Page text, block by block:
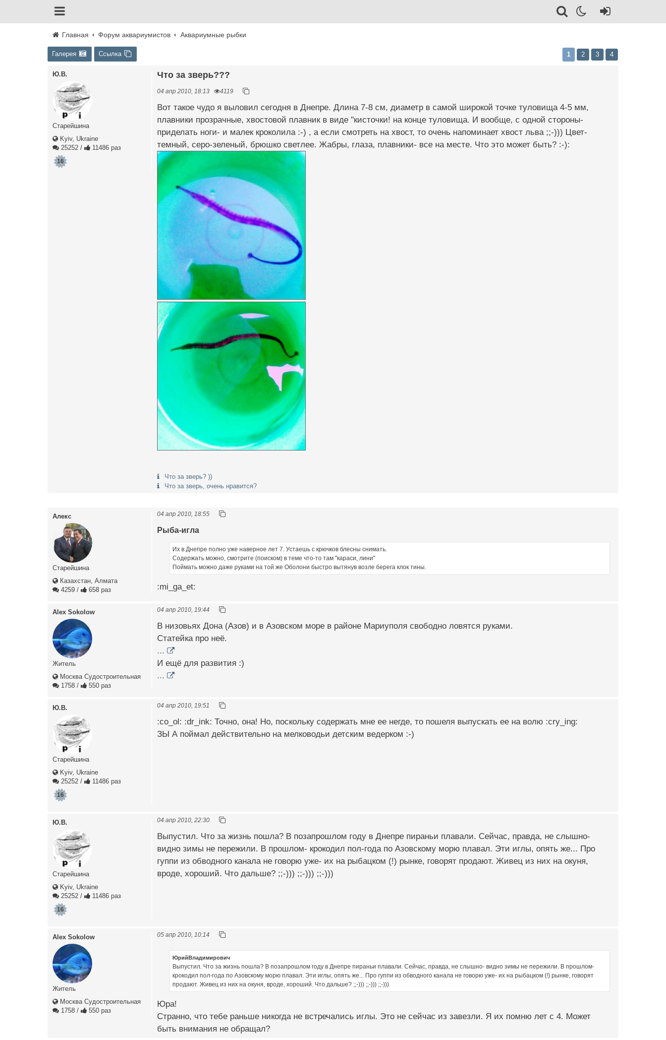
Главная Форум аквариумистов Аквариумные рыбки
Галерея Ссылка 1 2 3 4
Ю.В.
Старейшина
Kyiv, Ukraine
25252 / 11486 раз
16
Что за зверь???
04 апр 2010, 18:13 4119
Вот такое чудо я выловил сегодня в Днепре. Длина 7-8 см, диаметр в самой широкой точке туловища 4-5 мм,
плавники прозрачные, хвостовой плавник в виде "кисточки! на конце туловища. И вообще, с одной стороны-
приделать ноги- и малек кроколила :-) , а если смотреть на хвост, то очень напоминает хвост льва ;;-))) Цвет-
темный, серо-зеленый, брюшко светлее. Жабры, глаза, плавники- все на месте. Что это может быть? :-):
Что за зверь? ))
Что за зверь, очень нравится?
Алекс
Старейшина
Казахстан, Алмата
4259 / 658 раз
04 апр 2010, 18:55
Рыба-игла
Их в Днепре полно уже наверное лет 7. Устаешь с крючков блесны снимать.
Содержать можно, смотрите (поиском) в теме что-то там "караси, лини"
Поймать можно даже руками на той же Оболони быстро вытянув возле берега клок тины.
:mi_ga_et:
Alex Sokolow
Житель
Москва Судостроительная
1758 / 550 раз
04 апр 2010, 19:44
В низовьях Дона (Азов) и в Азовском море в районе Мариуполя свободно ловятся руками.
Статейка про неё.
...
И ещё для развития :)
...
Ю.В.
Старейшина
Kyiv, Ukraine
25252 / 11486 раз
16
04 апр 2010, 19:51
:co_ol: :dr_ink: Точно, она! Но, поскольку содержать мне ее негде, то пошеля выпускать ее на волю :cry_ing:
ЗЫ А поймал действительно на мелководьи детским ведерком :-)
Ю.В.
Старейшина
Kyiv, Ukraine
25252 / 11486 раз
16
04 апр 2010, 22:30
Выпустил. Что за жизнь пошла? В позапрошлом году в Днепре пираньи плавали. Сейчас, правда, не слышно-
видно зимы не пережили. В прошлом- крокодил пол-года по Азовскому морю плавал. Эти иглы, опять же... Про
гуппи из обводного канала не говорю уже- их на рыбацком (!) рынке, говорят продают. Живец из них на окуня,
вроде, хороший. Что дальше? ;;-))) ;;-))) ;;-)))
Alex Sokolow
Житель
Москва Судостроительная
1758 / 550 раз
05 апр 2010, 10:14
ЮрийВладимирович
Выпустил. Что за жизнь пошла? В позапрошлом году в Днепре пираньи плавали. Сейчас, правда, не слышно- видно зимы не пережили. В прошлом-
крокодил пол-года по Азовскому морю плавал. Эти иглы, опять же... Про гуппи из обводного канала не говорю уже- их на рыбацком (!) рынке, говорят
продают. Живец из них на окуня, вроде, хороший. Что дальше? ;;-))) ;;-))) ;;-)))
Юра!
Странно, что тебе раньше никогда не встречались иглы. Это не сейчас из завезли. Я их помню лет с 4. Может
быть внимания не обращал?